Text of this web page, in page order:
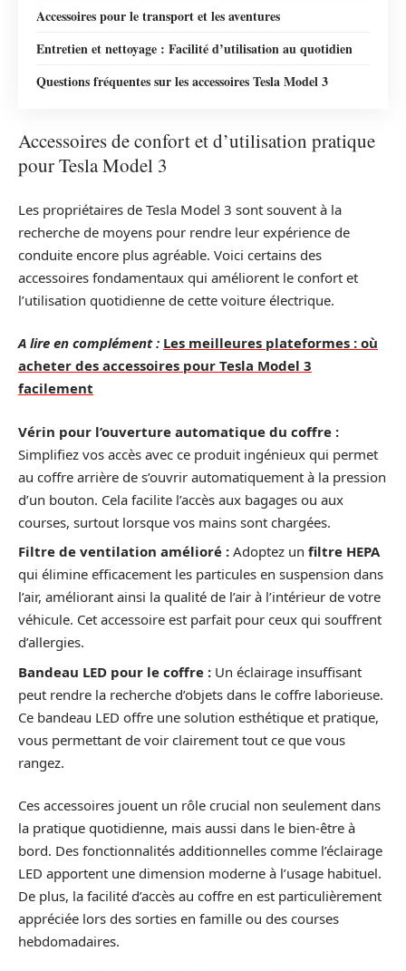
Accessoires pour le transport et les aventures
Entretien et nettoyage : Facilité d’utilisation au quotidien
Questions fréquentes sur les accessoires Tesla Model 3
Accessoires de confort et d’utilisation pratique
pour Tesla Model 3
Les propriétaires de Tesla Model 3 sont souvent à la
recherche de moyens pour rendre leur expérience de
conduite encore plus agréable. Voici certains des
accessoires fondamentaux qui améliorent le confort et
l’utilisation quotidienne de cette voiture électrique.
A lire en complément : Les meilleures plateformes : où
acheter des accessoires pour Tesla Model 3
facilement
Vérin pour l’ouverture automatique du coffre :
Simplifiez vos accès avec ce produit ingénieux qui permet
au coffre arrière de s’ouvrir automatiquement à la pression
d’un bouton. Cela facilite l’accès aux bagages ou aux
courses, surtout lorsque vos mains sont chargées.
Filtre de ventilation amélioré : Adoptez un filtre HEPA
qui élimine efficacement les particules en suspension dans
l’air, améliorant ainsi la qualité de l’air à l’intérieur de votre
véhicule. Cet accessoire est parfait pour ceux qui souffrent
d’allergies.
Bandeau LED pour le coffre : Un éclairage insuffisant
peut rendre la recherche d’objets dans le coffre laborieuse.
Ce bandeau LED offre une solution esthétique et pratique,
vous permettant de voir clairement tout ce que vous
rangez.
Ces accessoires jouent un rôle crucial non seulement dans
la pratique quotidienne, mais aussi dans le bien-être à
bord. Des fonctionnalités additionnelles comme l’éclairage
LED apportent une dimension moderne à l’usage habituel.
De plus, la facilité d’accès au coffre en est particulièrement
appréciée lors des sorties en famille ou des courses
hebdomadaires.